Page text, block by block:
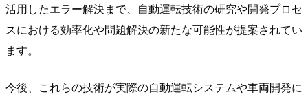
活用したエラー解決まで、自動運転技術の研究や開発プロセ
スにおける効率化や問題解決の新たな可能性が提案されてい
ます。
今後、これらの技術が実際の自動運転システムや車両開発に